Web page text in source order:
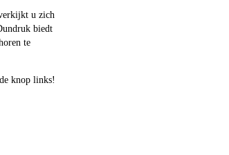
u zich
biedt
te
knop links!